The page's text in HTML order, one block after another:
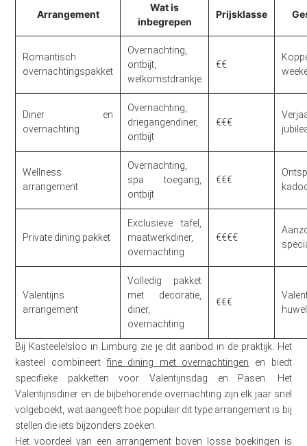
Arrangement
Wat is
inbegrepen
Prijsklasse
Romantisch
overnachtingspakket
Overnachting,
ontbijt,
welkomstdrankje
€€
Diner en
overnachting
Overnachting,
driegangendiner,
ontbijt
€€€
Wellness
arrangement
Overnachting,
spa toegang,
ontbijt
€€€
Private dining pakket
Exclusieve tafel,
maatwerkdiner,
overnachting
€€€€
Valentijns
arrangement
Volledig pakket
met decoratie,
diner,
overnachting
€€€
Bij Kasteelelsloo in Limburg zie je dit aanbod in de praktijk. Het
kasteel combineert fine dining met overnachtingen en biedt
specifieke pakketten voor Valentijnsdag en Pasen. Het
Valentijnsdiner en de bijbehorende overnachting zijn elk jaar snel
volgeboekt, wat aangeeft hoe populair dit type arrangement is bij
stellen die iets bijzonders zoeken.
Het voordeel van een arrangement boven losse boekingen is